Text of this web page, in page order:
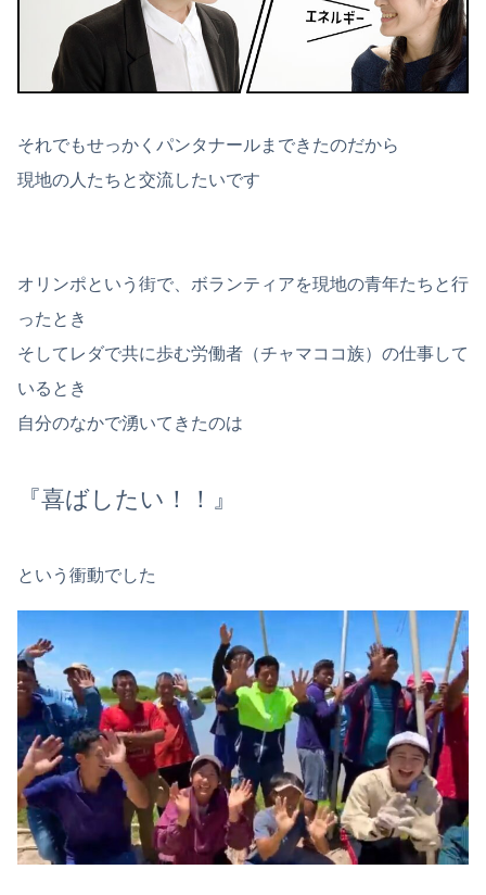
それでもせっかくパンタナールまできたのだから
現地の人たちと交流したいです
オリンポという街で、ボランティアを現地の青年たちと行
ったとき
そしてレダで共に歩む労働者（チャマココ族）の仕事して
いるとき
自分のなかで湧いてきたのは
『喜ばしたい！！』
という衝動でした